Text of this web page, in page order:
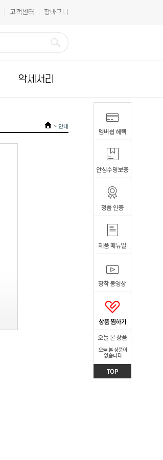
| 고객센터 | 장바구니
악세서리
> 안내